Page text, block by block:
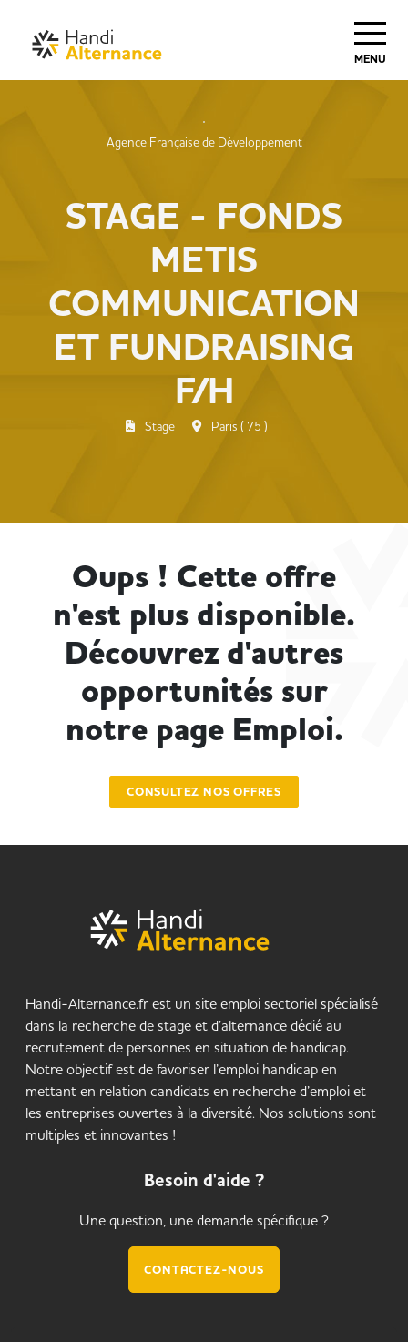
MENU
Agence Française de Développement
STAGE - FONDS
METIS
COMMUNICATION
ET FUNDRAISING
F/H
Stage Paris ( 75 )
Oups ! Cette offre
n'est plus disponible.
Découvrez d'autres
opportunités sur
notre page Emploi.
CONSULTEZ NOS OFFRES
Handi-Alternance.fr est un site emploi sectoriel spécialisé
dans la recherche de stage et d’alternance dédié au
recrutement de personnes en situation de handicap.
Notre objectif est de favoriser l’emploi handicap en
mettant en relation candidats en recherche d’emploi et
les entreprises ouvertes à la diversité. Nos solutions sont
multiples et innovantes !
Besoin d'aide ?
Une question, une demande spécifique ?
CONTACTEZ-NOUS